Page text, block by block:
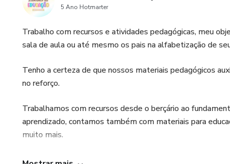
✔️ ESCOLA
✔️ ANIMAIS
✔️ PROFISSÕES
- Contém também instruções
5 Ano Hotmarter
Trabalho com recursos e atividades pedagógicas, meu
sala de aula ou até mesmo os pais na alfabetização de
Tenho a certeza de que nossos materiais pedagógicos
no reforço.
Trabalhamos com recursos desde o berçário ao
aprendizado, contamos também com materiais para
muito mais.
Nosso objetivo é ajudar você educador, tornar o dia a dia